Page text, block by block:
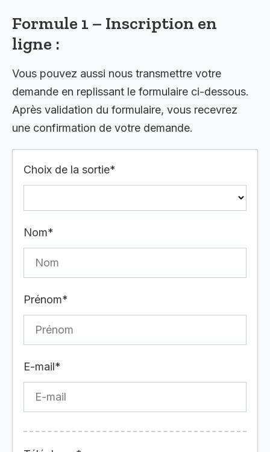
Formule 1 – Inscription en
ligne :
Vous pouvez aussi nous transmettre votre
demande en replissant le formulaire ci-dessous.
Après validation du formulaire, vous recevrez
une confirmation de votre demande.
Choix de la sortie*
Nom*
Prénom*
E-mail*